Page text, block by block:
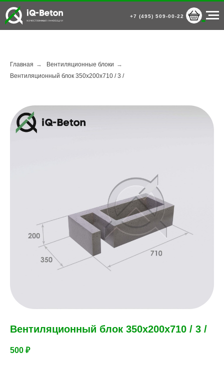
+7 (495) 509-00-22
Главная → Вентиляционные блоки →
Вентиляционный блок 350х200х710 / 3 /
Вентиляционный блок 350х200х710 / 3 /
500 ₽